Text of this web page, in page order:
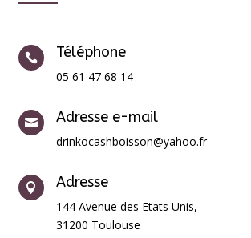
 Téléphone
05 61 47 68 14
 Adresse e-mail
drinkocashboisson@yahoo.fr
 Adresse
144 Avenue des Etats Unis,
31200 Toulouse